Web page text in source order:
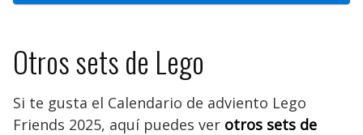
Otros sets de Lego
Si te gusta el Calendario de adviento Lego
Friends 2025, aquí puedes ver otros sets de